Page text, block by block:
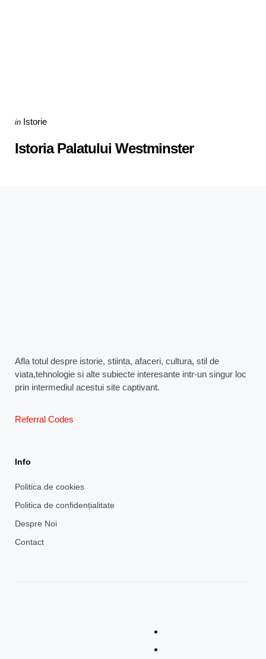
Categories
Posted
in Istorie
Istoria Palatului Westminster
Afla totul despre istorie, stiinta, afaceri, cultura, stil de
viata,tehnologie si alte subiecte interesante intr-un singur loc
prin intermediul acestui site captivant.
Referral Codes
Info
Politica de cookies
Politica de confidențialitate
Despre Noi
Contact